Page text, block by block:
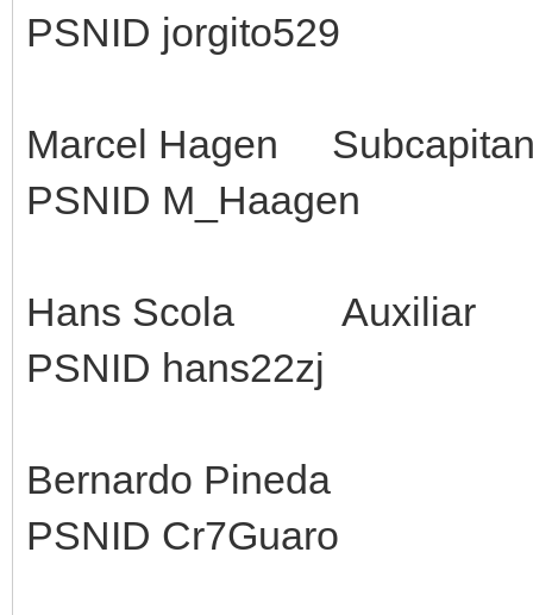
PSNID jorgito529
Marcel Hagen
PSNID M_Haagen
Hans Scola Auxiliar
PSNID hans22zj
Bernardo Pineda
PSNID Cr7Guaro